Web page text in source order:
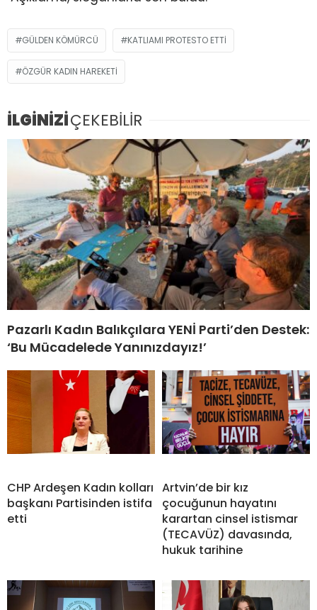
GÜLDEN KÖMÜRCÜ KATLIAMI PROTESTO ETTI
ÖZGÜR KADIN HAREKETI
İLGİNİZİÇEKEBİLİR
Pazarlı Kadın Balıkçılara YENİ Parti’den Destek:
‘Bu Mücadelede Yanınızdayız!’
CHP Ardeşen Kadın kolları
başkanı Partisinden istifa
etti
Artvin’de bir kız
çocuğunun hayatını
karartan cinsel istismar
(TECAVÜZ) davasında,
hukuk tarihine